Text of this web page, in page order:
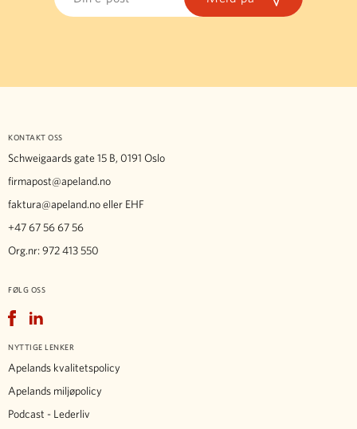
KONTAKT OSS
Schweigaards gate 15 B, 0191 Oslo
firmapost@apeland.no
faktura@apeland.noeller EHF
+47 67 56 67 56
Org.nr: 972 413 550
FØLG OSS
FacebookLinkedIn
NYTTIGE LENKER
Apelands kvalitetspolicy
Apelands miljøpolicy
Podcast - Lederliv